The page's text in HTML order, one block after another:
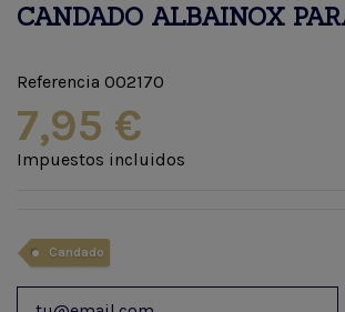
CANDADO ALBAINOX
Referencia 002170
7,95 €
Impuestos incluidos
Candado